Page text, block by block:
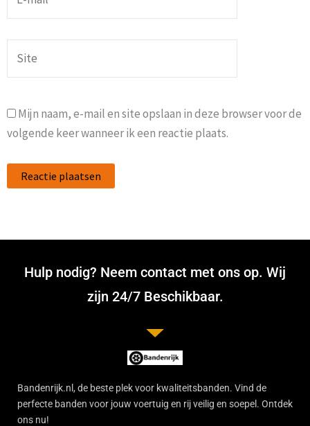
mail*
Mijn naam, e-mail en site opslaan in deze browser voor de
volgende keer wanneer ik een reactie plaats.
Hulp nodig? Neem contact met ons op. Wij
zijn 24/7 Beschikbaar.
Bandenrijk.nl, de beste plek voor kwaliteitsbanden. Vind de
perfecte banden voor jouw voertuig en rij veilig en soepel. Ontdek
ons nu!